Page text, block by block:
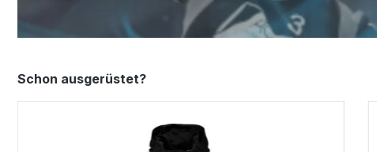
Produktgalerie überspringen
Schon ausgerüstet?